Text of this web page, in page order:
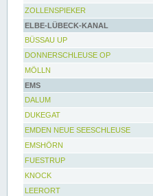
ZOLLENSPIEKER
ELBE-LÜBECK-KANAL
BÜSSAU UP
DONNERSCHLEUSE OP
MÖLLN
EMS
DALUM
DUKEGAT
EMDEN NEUE SEESCHLEUSE
EMSHÖRN
FUESTRUP
KNOCK
LEERORT